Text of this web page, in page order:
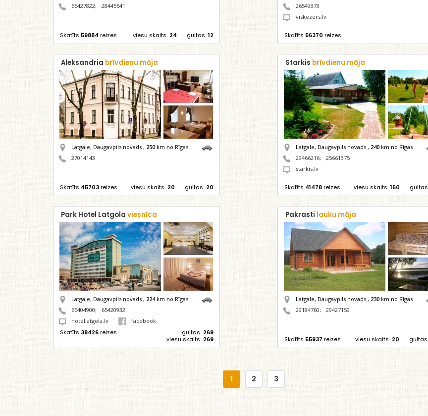
65427822; 28445541
Skatīts 59884 reizes gultas 12
viesu skaits 24
26549373
viskezers.lv
Skatīts 56370 reizes
Aleksandria brīvdienu māja
Latgale, Daugavpils novads , 250km no Rīgas
27014143
Skatīts 45703reizes gultas 20
viesu skaits 20
Starkis brīvdienu māja
Latgale, Daugavpils novads , 240 km no Rīgas
29466216;
25661375
starkis.lv
Skatīts 41478reizes gultas
viesu skaits 150
Park Hotel Latgola viesnīca
Latgale, Daugavpils novads , 224km no Rīgas
65404900;
65420932
hotellatgola.lv
facebook
Skatīts 38426reizes gultas 269
viesu skaits 269
Pakrasti lauku māja
Latgale, Daugavpils novads , 230 km no Rīgas
29184760; 29427159
Skatīts 55937 reizes gultas
viesu skaits 20
1 2 3